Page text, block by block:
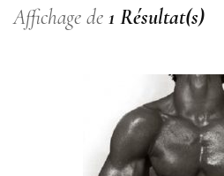
Affichage de 1 Résultat(s)